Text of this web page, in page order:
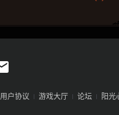
用户协议 游戏大厅 论坛 阳光